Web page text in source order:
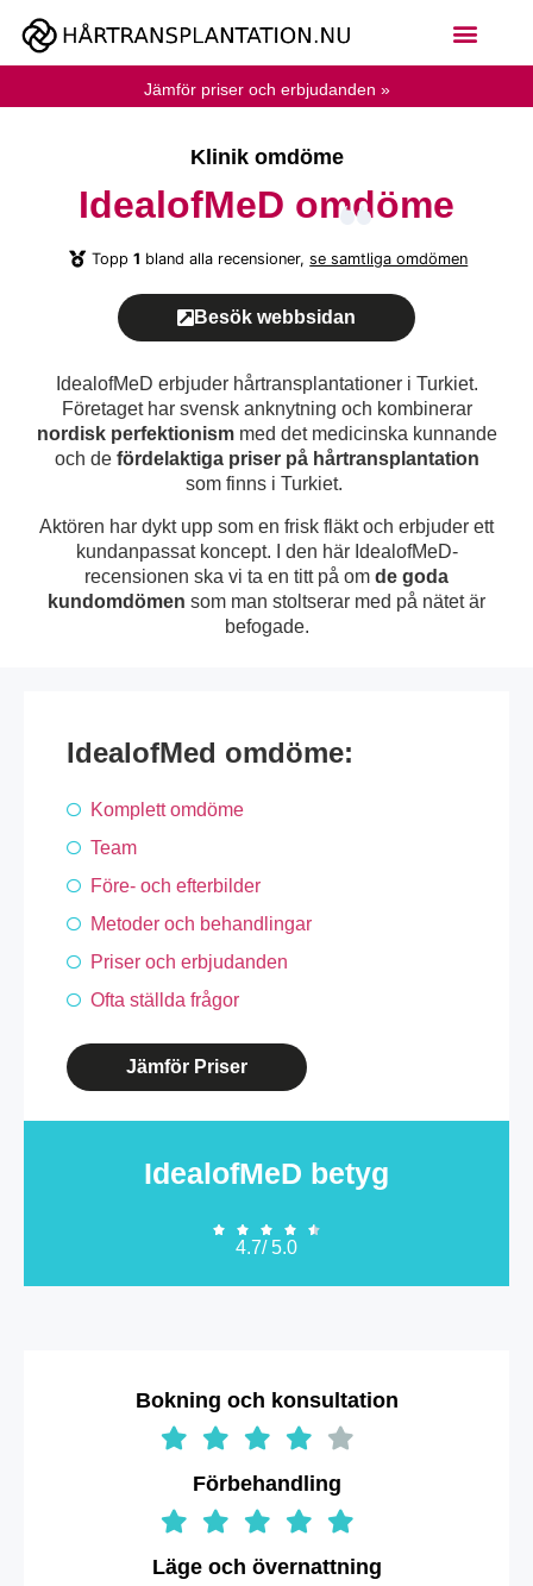
Jämför priser och erbjudanden »
Klinik omdöme
IdealofMeD omdöme
Topp1 bland alla recensioner,se samtliga omdömen
Besök webbsidan
IdealofMeD erbjuder hårtransplantationer i Turkiet.
Företaget har svensk anknytning och kombinerar
nordisk perfektionismmed det medicinska kunnande
och de fördelaktiga priser på hårtransplantation
som finns i Turkiet.
Aktören har dykt upp som en frisk fläkt och erbjuder ett
kundanpassat koncept. I den här IdealofMeD-
recensionen ska vi ta en titt på om de goda
kundomdömen som man stoltserar med på nätet är
befogade.
IdealofMed omdöme:
Komplett omdöme
Team
Före- och efterbilder
Metoder och behandlingar
Priser och erbjudanden
Ofta ställda frågor
Jämför Priser
IdealofMeD betyg
    
4.7/ 5.0
Bokning och konsultation
Förbehandling
Läge och övernattning